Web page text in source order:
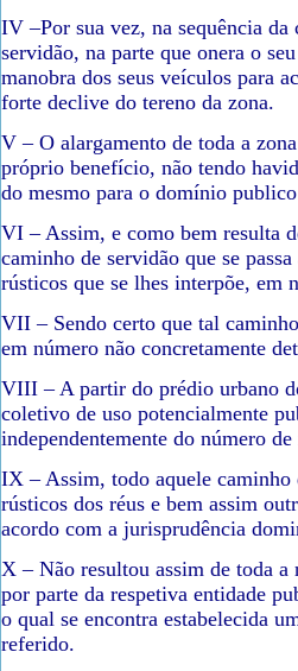
IV –Por sua vez, na sequência da
servidão, na parte que onera o
manobra dos seus veículos para
forte declive do tereno da zona.
V – O alargamento de toda a
próprio benefício, não tendo
do mesmo para o domínio
VI – Assim, e como bem resulta
caminho de servidão que se
rústicos que se lhes interpõe, em
VII – Sendo certo que tal
em número não concretamente
VIII – A partir do prédio urbano
coletivo de uso potencialmente
independentemente do número de
IX – Assim, todo aquele caminho
rústicos dos réus e bem assim
acordo com a jurisprudência
X – Não resultou assim de toda
por parte da respetiva entidade
o qual se encontra estabelecida
referido.